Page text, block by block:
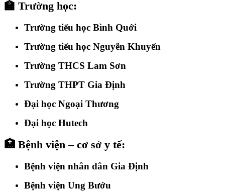
🏫 Trường học:
Trường tiểu học Bình Quới
Trường tiểu học Nguyễn Khuyến
Trường THCS Lam Sơn
Trường THPT Gia Định
Đại học Ngoại Thương
Đại học Hutech
🏥 Bệnh viện – cơ sở y tế:
Bệnh viện nhân dân Gia Định
Bệnh viện Ung Bướu